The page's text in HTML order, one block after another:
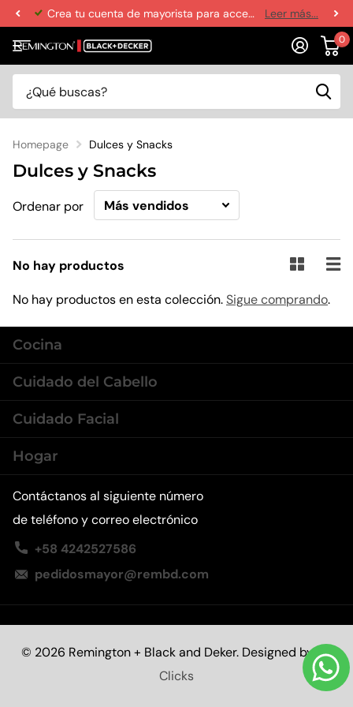
Crea tu cuenta de mayorista para acceder a los mejores precios y abastecer tu negocio Leer más...
0
Homepage Dulces y Snacks
Dulces y Snacks
No hay productos
Ordenar por
No hay productos en esta colección.Sigue comprando.
Cocina
Cuidado del Cabello
Cuidado Facial
Hogar
Contáctanos al siguiente número
de teléfono y correo electrónico
+58 4242527586
pedidosmayor@rembd.com
© 2026 Remington + Black and Deker. Designed by58
Clicks